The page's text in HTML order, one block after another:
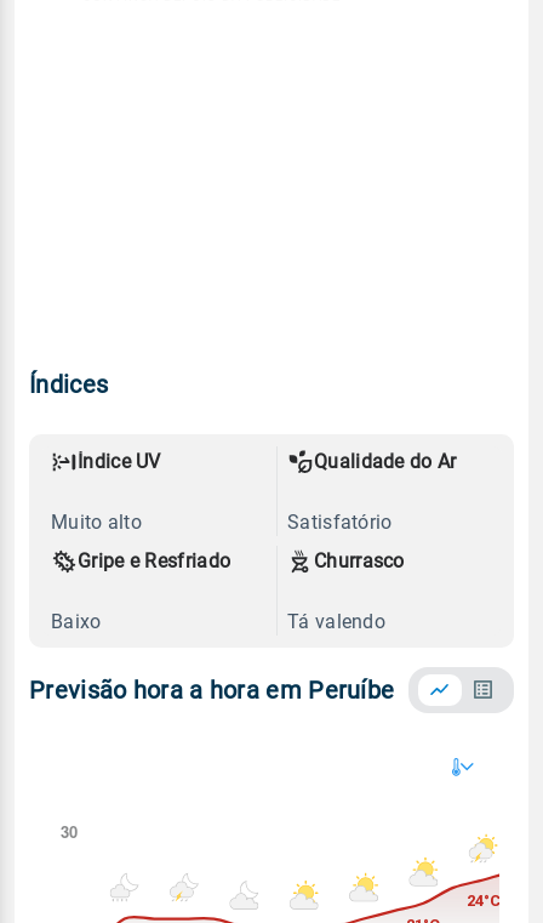
Índices
Índice UV
Muito alto
Qualidade do Ar
Satisfatório
Gripe e Resfriado
Baixo
Churrasco
Tá valendo
Previsão hora a hora em Peruíbe